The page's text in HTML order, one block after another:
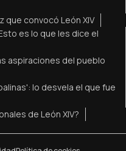
que convocó León XIV
es lo que les dice el
aspiraciones del pueblo
lo desvela el que fue
de León XIV?